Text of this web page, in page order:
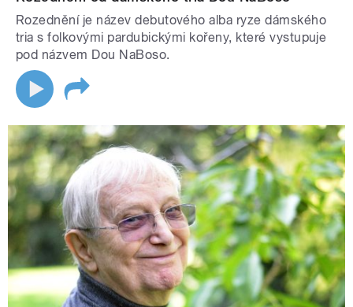
Rozednění je název debutového alba ryze dámského
tria s folkovými pardubickými kořeny, které vystupuje
pod názvem Dou NaBoso.